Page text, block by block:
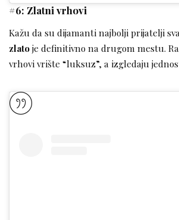
#6: Zlatni vrhovi
Kažu da su dijamanti najbolji prijatelji
zlatoje definitivno na drugom mestu.
vrhovi vrište “luksuz”, a izgledaju